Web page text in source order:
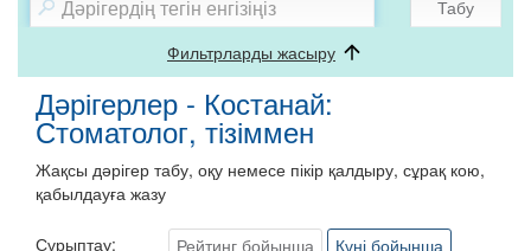
Табу
Фильтрларды жасыру
Дәрігерлер - Костанай:
Стоматолог, тізіммен
Жақсы дәрігер табу, оқу немесе пікір қалдыру, сұрақ кою,
қабылдауға жазу
Сұрыптау: Рейтинг бойынша
Күні бойынша